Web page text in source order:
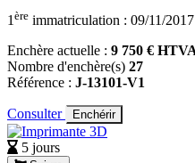
1 ère immatriculation : 09/11/
Enchère actuelle : 9 750 €
Nombre d'enchère(s) 27
Référence : J-13101-V1
Consulter Enchérir
5 jours